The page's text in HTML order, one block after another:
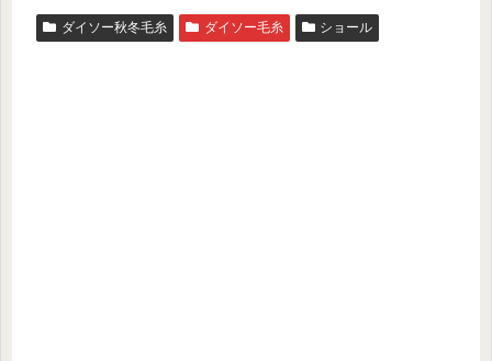
ダイソー秋冬毛糸 ダイソー毛糸 ショール